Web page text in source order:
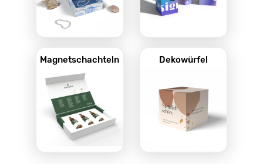
Magnetschachteln Dekowürfel